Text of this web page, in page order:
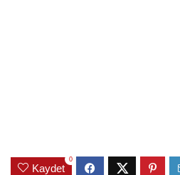
Kaydet
0